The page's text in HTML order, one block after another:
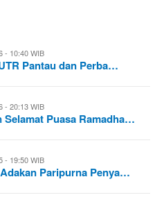
- 10:40 WIB
Pantau dan Perba…
- 20:13 WIB
Selamat Puasa Ramadha…
- 19:50 WIB
Paripurna Penya…